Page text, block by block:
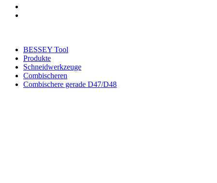
BESSEY Tool
Produkte
Schneidwerkzeuge
Combischeren
Combischere gerade D47/D48